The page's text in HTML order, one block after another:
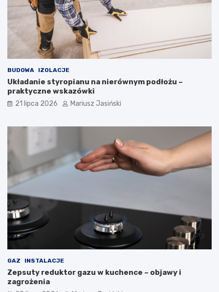
BUDOWA IZOLACJE
Układanie styropianu na nierównym podłożu –
praktyczne wskazówki
21 lipca 2026 Mariusz Jasiński
GAZ INSTALACJE
Zepsuty reduktor gazu w kuchence – objawy i
zagrożenia